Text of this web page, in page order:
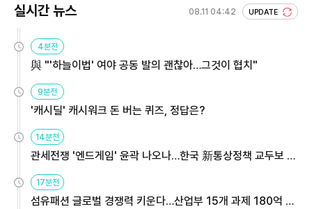
실시간 뉴스 08.11 04:42 UPDATE
4분전
與 "'하늘이법' 여야 공동 발의 괜찮아…그것이 협치"
9분전
'캐시딜' 캐시워크 돈 버는 퀴즈, 정답은?
14분전
관세전쟁 '엔드게임' 윤곽 나오나…한국 新통상정책 교두보 활
용해야
17분전
섬유패션 글로벌 경쟁력 키운다…산업부 15개 과제 180억 지